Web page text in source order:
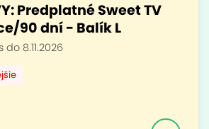
Predplatné Sweet TV
90 dní - Balík L
8.11.2026